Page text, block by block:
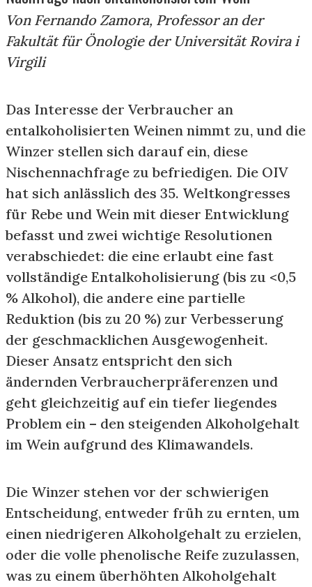
Von Fernando Zamora, Professor an der
Fakultät für Önologie der Universität Rovira i
Virgili
Das Interesse der Verbraucher an
entalkoholisierten Weinen nimmt zu, und die
Winzer stellen sich darauf ein, diese
Nischennachfrage zu befriedigen. Die OIV
hat sich anlässlich des 35. Weltkongresses
für Rebe und Wein mit dieser Entwicklung
befasst und zwei wichtige Resolutionen
verabschiedet: die eine erlaubt eine fast
vollständige Entalkoholisierung (bis zu <0,5
% Alkohol), die andere eine partielle
Reduktion (bis zu 20 %) zur Verbesserung
der geschmacklichen Ausgewogenheit.
Dieser Ansatz entspricht den sich
ändernden Verbraucherpräferenzen und
geht gleichzeitig auf ein tiefer liegendes
Problem ein – den steigenden Alkoholgehalt
im Wein aufgrund des Klimawandels.
Die Winzer stehen vor der schwierigen
Entscheidung, entweder früh zu ernten, um
einen niedrigeren Alkoholgehalt zu erzielen,
oder die volle phenolische Reife zuzulassen,
was zu einem überhöhten Alkoholgehalt